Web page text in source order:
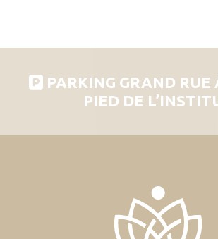
PARKING GRAND RUE
PIED DE